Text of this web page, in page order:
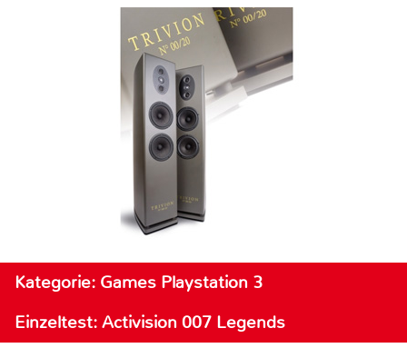
Kategorie: Games Playstation 3
Einzeltest: Activision 007 Legends